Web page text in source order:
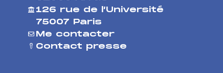
126 rue de l’Université
75007 Paris
Me contacter
Contact presse